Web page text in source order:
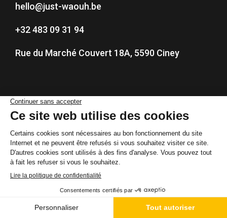
hello@just-waouh.be
+32 483 09 31 94
Rue du Marché Couvert 18A, 5590 Ciney
Nos services
Location matériel
Organisation événement